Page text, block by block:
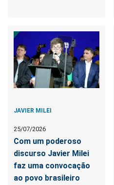
JAVIER MILEI
25/07/2026
Com um poderoso
discurso Javier Milei
faz uma convocação
ao povo brasileiro